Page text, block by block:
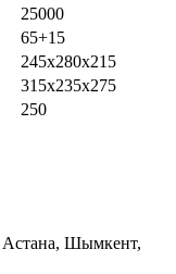
25000
65+15
245x280x215
315x235x275
250
Астана, Шымкент,